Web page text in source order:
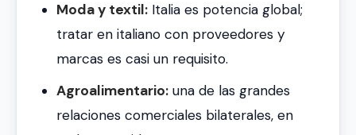
Moda y textil:Italia es potencia global;
tratar en italiano con proveedores y
marcas es casi un requisito.
Agroalimentario:una de las grandes
relaciones comerciales bilaterales, en